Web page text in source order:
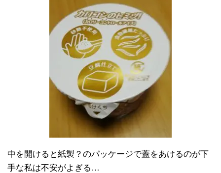
中を開けると紙製？のパッケージで蓋をあけるのが下
手な私は不安がよぎる…